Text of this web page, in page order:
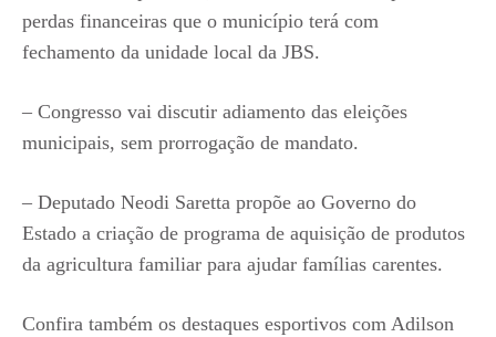
perdas financeiras que o município terá com
fechamento da unidade local da JBS.
– Congresso vai discutir adiamento das eleições
municipais, sem prorrogação de mandato.
– Deputado Neodi Saretta propõe ao Governo do
Estado a criação de programa de aquisição de produtos
da agricultura familiar para ajudar famílias carentes.
Confira também os destaques esportivos com Adilson